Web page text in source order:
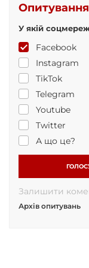
Опитування
У якій
Facebook
Instagram
TikTok
Telegram
Youtube
Twitter
А що це?
Залишити
Архів опитувань